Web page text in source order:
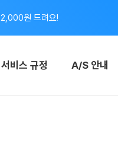
원 드려요!
서비스 규정 A/S 안내